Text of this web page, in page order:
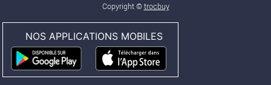
Copyright ©trocbuy
NOS APPLICATIONS MOBILES